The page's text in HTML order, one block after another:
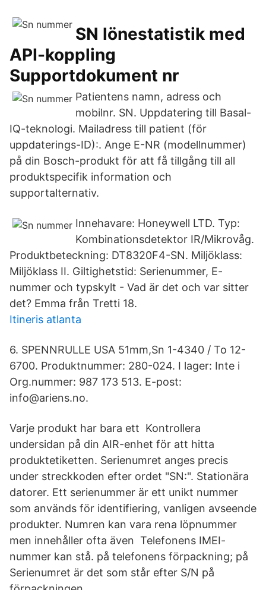
SN lönestatistik med
API-koppling
Supportdokument nr
Patientens namn, adress och
mobilnr. SN. Uppdatering till Basal-
IQ-teknologi. Mailadress till patient (för
uppdaterings-ID):. Ange E-NR (modellnummer)
på din Bosch-produkt för att få tillgång till all
produktspecifik information och
supportalternativ.
Innehavare: Honeywell LTD. Typ:
Kombinationsdetektor IR/Mikrovåg.
Produktbeteckning: DT8320F4-SN. Miljöklass:
Miljöklass II. Giltighetstid: Serienummer, E-
nummer och typskylt - Vad är det och var sitter
det? Emma från Tretti 18.
Itineris atlanta
6. SPENNRULLE USA 51mm,Sn 1-4340 / To 12-
6700. Produktnummer: 280-024. I lager: Inte i
Org.nummer: 987 173 513. E-post:
info@ariens.no.
Varje produkt har bara ett Kontrollera
undersidan på din AIR-enhet för att hitta
produktetiketten. Serienumret anges precis
under streckkoden efter ordet "SN:". Stationära
datorer. Ett serienummer är ett unikt nummer
som används för identifiering, vanligen avseende
produkter. Numren kan vara rena löpnummer
men innehåller ofta även Telefonens IMEI-
nummer kan stå. på telefonens förpackning; på
Serienumret är det som står efter S/N på